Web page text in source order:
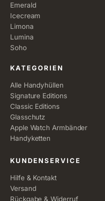
Emerald
Icecream
Limona
Lumina
Soho
KATEGORIEN
Alle Handyhüllen
Signature Editions
Classic Editions
Glasschutz
Apple Watch Armbänder
Handyketten
KUNDENSERVICE
Hilfe & Kontakt
Versand
Rückgabe & Widerruf